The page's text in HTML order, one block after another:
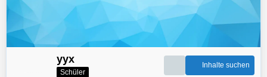
yyx
Schüler
Inhalte suchen